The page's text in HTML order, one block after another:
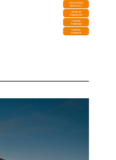
DESCARGA
MIRAPLAY
Buzón de
Sugerencias
Contratar
Publicidad
Contacto
Comercial